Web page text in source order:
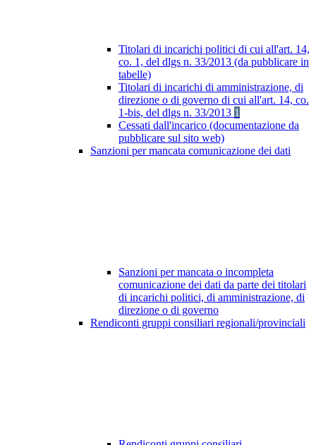
Titolari di incarichi politici di cui all'art. 14,
co. 1, del dlgs n. 33/2013 (da pubblicare in
tabelle)
Titolari di incarichi di amministrazione, di
direzione o di governo di cui all'art. 14, co.
1-bis, del dlgs n. 33/2013 1
Cessati dall'incarico (documentazione da
pubblicare sul sito web)
Sanzioni per mancata comunicazione dei dati
Sanzioni per mancata o incompleta
comunicazione dei dati da parte dei titolari
di incarichi politici, di amministrazione, di
direzione o di governo
Rendiconti gruppi consiliari regionali/provinciali